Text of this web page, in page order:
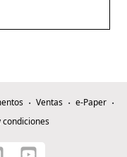
Ventas
e-Paper
condiciones